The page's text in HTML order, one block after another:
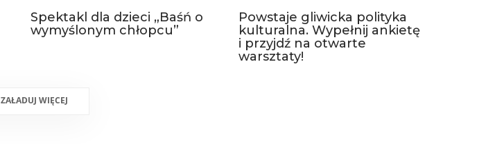
Spektakl dla dzieci „Baśń o
wymyślonym chłopcu”
Powstaje gliwicka polityka
kulturalna. Wypełnij ankietę
i przyjdź na otwarte
warsztaty!
ZAŁADUJ WIĘCEJ